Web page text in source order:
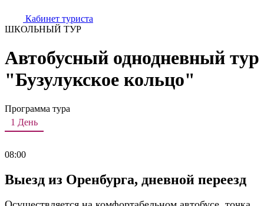
Кабинет туриста
ШКОЛЬНЫЙ ТУР
Автобусный однодневный тур
"Бузулукское кольцо"
Программа тура
1 День
08:00
Выезд из Оренбурга, дневной переезд